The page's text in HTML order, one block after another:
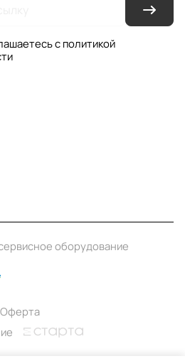
с политикой
оборудование
Оферта